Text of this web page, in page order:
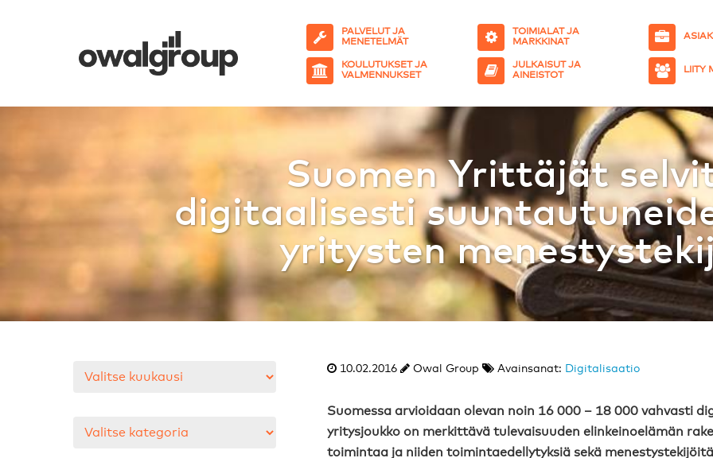
PALVELUT JA
MENETELMÄT
TOIMIALAT JA
MARKKINAT
KOULUTUKSET JA
VALMENNUKSET
JULKAISUT JA
AINEISTOT
LIITY
Suomen Yrittäjät
digitaalisesti
yritysten
10.02.2016 Owal Group Avainsanat: Digitalisaatio
Suomessa arvioidaan olevan noin 16 000 – 18 000 vahvasti
yritysjoukko on merkittävä tulevaisuuden elinkeinoelämän
toimintaa ja niiden toimintaedellytyksiä sekä